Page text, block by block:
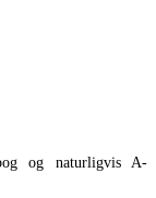
og naturligvis A-